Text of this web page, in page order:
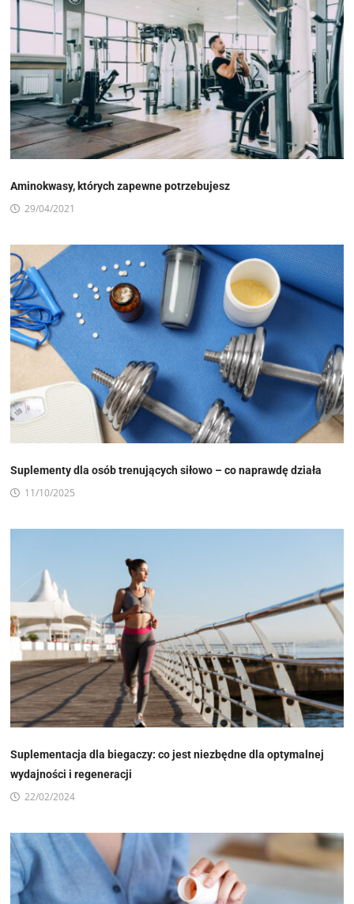
Aminokwasy, których zapewne potrzebujesz
29/04/2021
Suplementy dla osób trenujących siłowo – co naprawdę działa
11/10/2025
Suplementacja dla biegaczy: co jest niezbędne dla optymalnej
wydajności i regeneracji
22/02/2024